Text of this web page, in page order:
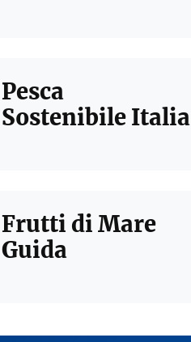
Pesca
Sostenibile Italia
Frutti di Mare
Guida